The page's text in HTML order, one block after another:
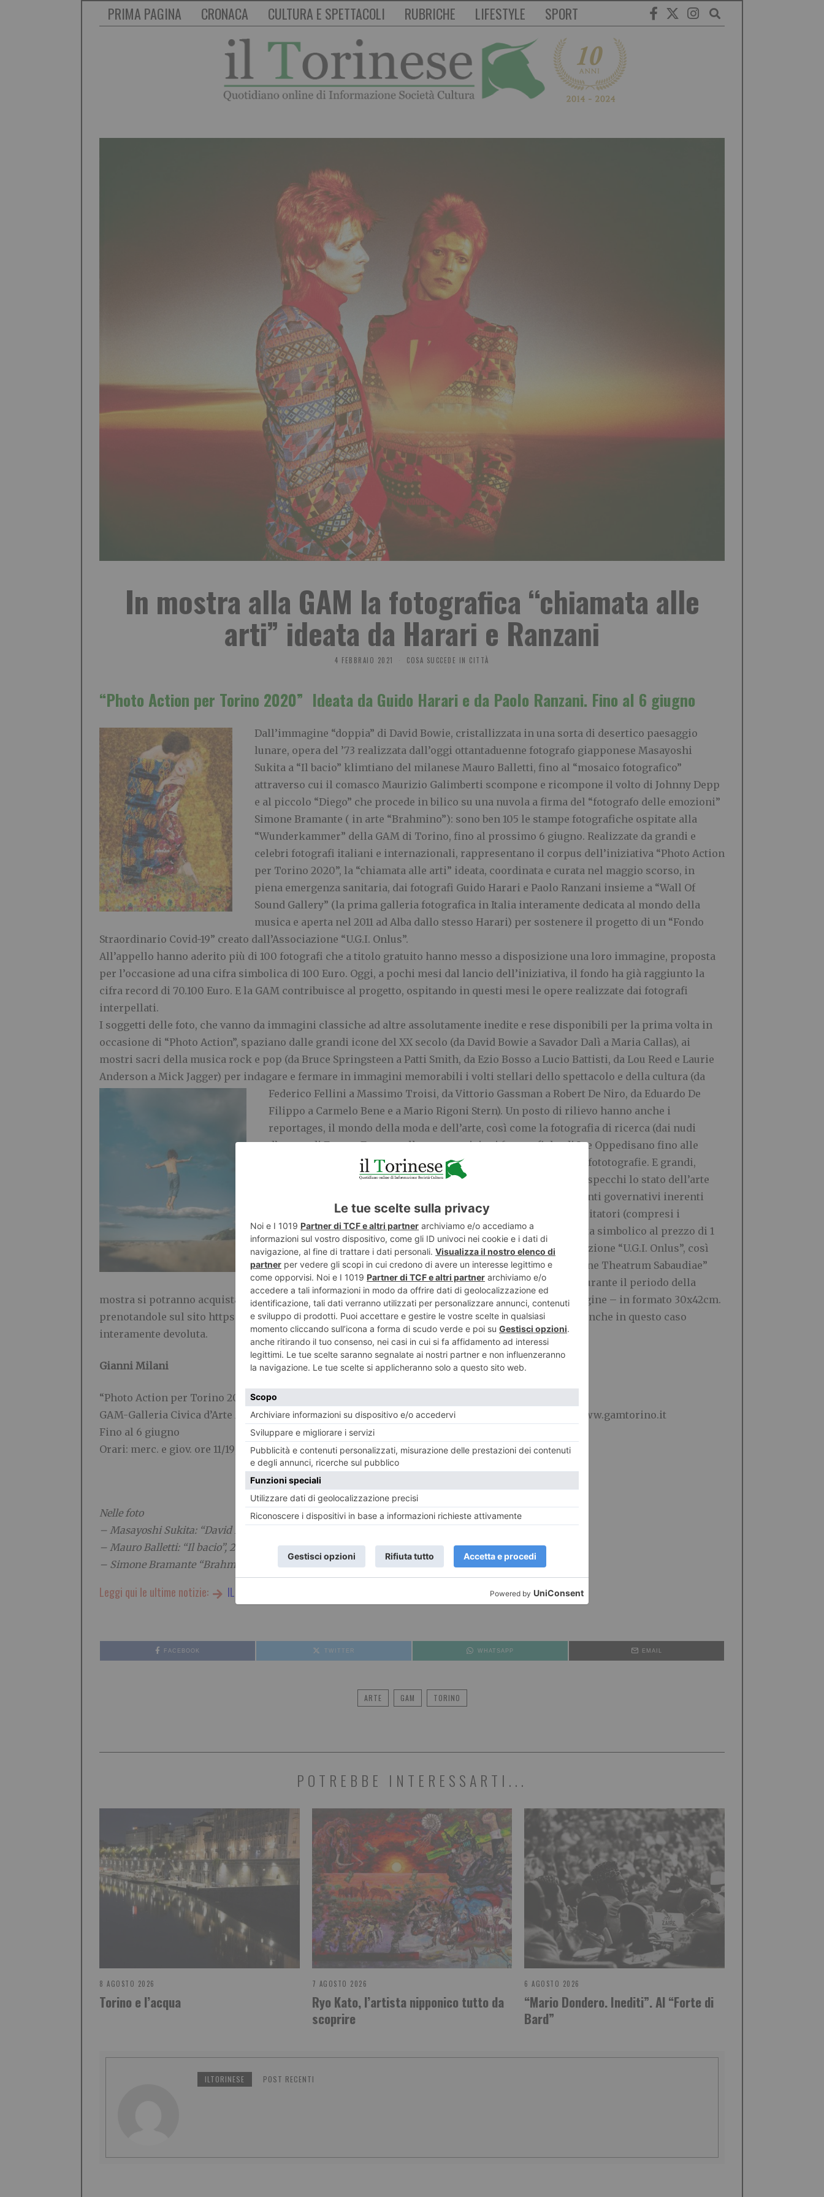
PRIMA PAGINA CRONACA CULTURA E SPETTACOLI RUBRICHE LIFESTYLE SPORT
In mostra alla GAM la fotografica “chiamata alle
arti” ideata da Harari e Ranzani
4 FEBBRAIO 2021 COSA SUCCEDE IN CITTÀ
“Photo Action per Torino 2020” Ideata da Guido Harari e da Paolo Ranzani. Fino al 6 giugno
Dall’immagine “doppia” di David Bowie, cristallizzata in una sorta di desertico paesaggio
lunare, opera del ’73 realizzata dall’oggi ottantaduenne fotografo giapponese Masayoshi
Sukita a “Il bacio” klimtiano del milanese Mauro Balletti, fino al “mosaico fotografico”
attraverso cui il comasco Maurizio Galimberti scompone e ricompone il volto di Johnny Depp
e al piccolo “Diego” che procede in bilico su una nuvola a firma del “fotografo delle emozioni”
Simone Bramante ( in arte “Brahmino”): sono ben 105 le stampe fotografiche ospitate alla
“Wunderkammer” della GAM di Torino, fino al prossimo 6 giugno. Realizzate da grandi e
celebri fotografi italiani e internazionali, rappresentano il corpus dell’iniziativa “Photo Action
per Torino 2020”, la “chiamata alle arti” ideata, coordinata e curata nel maggio scorso, in
piena emergenza sanitaria, dai fotografi Guido Harari e Paolo Ranzani insieme a “Wall Of
Sound Gallery” (la prima galleria fotografica in Italia interamente dedicata al mondo della
musica e aperta nel 2011 ad Alba dallo stesso Harari) per sostenere il progetto di un “Fondo
Straordinario Covid-19” creato dall’Associazione “U.G.I. Onlus”.
All’appello hanno aderito più di 100 fotografi che a titolo gratuito hanno messo a disposizione una loro immagine, proposta
per l’occasione ad una cifra simbolica di 100 Euro. Oggi, a pochi mesi dal lancio dell’iniziativa, il fondo ha già raggiunto la
cifra record di 70.100 Euro. E la GAM contribuisce al progetto, ospitando in questi mesi le opere realizzate dai fotografi
interpellati.
I soggetti delle foto, che vanno da immagini classiche ad altre assolutamente inedite e rese disponibili per la prima volta in
occasione di “Photo Action”, spaziano dalle grandi icone del XX secolo (da David Bowie a Savador Dalì a Maria Callas), ai
mostri sacri della musica rock e pop (da Bruce Springsteen a Patti Smith, da Ezio Bosso a Lucio Battisti, da Lou Reed e Laurie
Anderson a Mick Jagger) per indagare e fermare in immagini memorabili i volti stellari dello spettacolo e della cultura (da
Federico Fellini a Massimo Troisi, da Vittorio Gassman a Robert De Niro, da Eduardo De
Filippo a Carmelo Bene e a Mario Rigoni Stern). Un posto di rilievo hanno anche i
reportages, il mondo della moda e dell’arte, così come la fotografia di ricerca (dai nudi
d’autore di Franco Fontana alle scomposizioni fotografiche di Joe Oppedisano fino alle
meditazioni visive di Simone Bramante). Grandi, davvero grandi fototografie. E grandi,
davvero grandi fotografi. Per una rassegna che si può ben dire rispecchi lo stato dell’arte
della fotografia internazionale. E che, dati gli ultimi provvedimenti governativi inerenti
all’emergenza sanitaria, potrà essere pienamente fruibile dai visitatori (compresi i
possessori di Abbonamento Musei) pagando un biglietto d’entrata simbolico al prezzo di 1
Euro. L’intero ricavato della biglietteria sarà devoluto all’Associazione “U.G.I. Onlus”, così
come il ricavato della vendita dei cataloghi. Anche l’ “Associazione Theatrum Sabaudiae”
donerà 1 Euro per ogni partecipante alle visite guidate. Inoltre durante il periodo della
mostra si potranno acquistare le 105 stampe esposte – un pezzo unico, una sola stampa per immagine – in formato 30x42cm.
prenotandole sul sito https://www.photoactionpertorino.org alla cifra di 300 Euro per fotografia, anche in questo caso
interamente devoluta.
Gianni Milani
“Photo Action per Torino 2020”
GAM-Galleria Civica d’Arte Moderna e Contemporanea, via Magenta 31, Torino; tel. 011/4429518 o www.gamtorino.it
Fino al 6 giugno
Orari: merc. e giov. ore 11/19; ven. ore 11/20
Nelle foto
– Masayoshi Sukita: “David Bowie, Dan of Hope”, 1973
– Mauro Balletti: “Il bacio”, 2012
– Simone Bramante “Brahmino”: “Diego”, 2017
Leggi qui le ultime notizie: IL TORINESE
FACEBOOK TWITTER WHATSAPP EMAIL
ARTE GAM TORINO
POTREBBE INTERESSARTI...
8 AGOSTO 2026
Torino e l’acqua
7 AGOSTO 2026
Ryo Kato, l’artista nipponico tutto da
scoprire
6 AGOSTO 2026
“Mario Dondero. Inediti”. Al “Forte di
Bard”
ILTORINESE POST RECENTI